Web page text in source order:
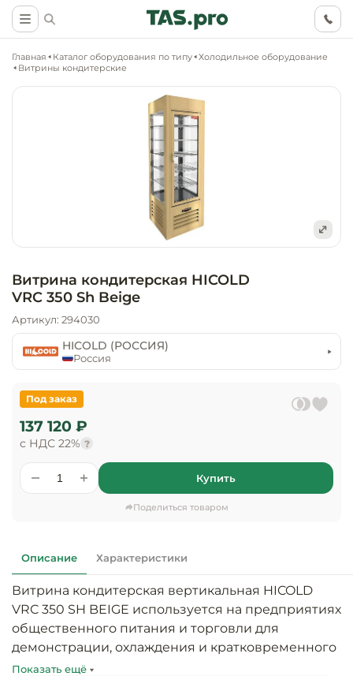
Кофейное
фастфуда
Оснащение
Оснащение
цехов
Оснащение
бытового
Ритейл (non
оборудования
Главная Каталог оборудования по типу Холодильное оборудование
Витрины кондитерские
Витрина кондитерская HICOLD
VRC 350 Sh Beige
Артикул: 294030
HICOLD (РОССИЯ)
Россия
137 120 ₽
с НДС 22% ?
Под заказ
Купить
Поделиться товаром
Описание Характеристики
Витрина кондитерская вертикальная HICOLD
VRC 350 SH BEIGE используется на предприятиях
общественного питания и торговли для
демонстрации, охлаждения и кратковременного
хранения напитков, салатов, десертов и других
Показать ещё